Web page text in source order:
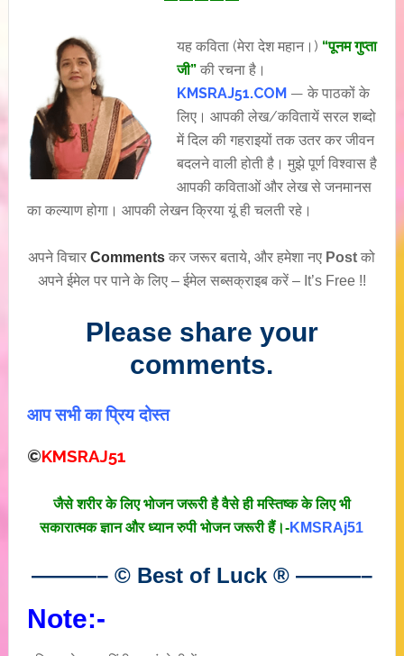
यह कविता (मेरा देश महान।) “पूनम गुप्ता
जी”की रचना है।
KMSRAJ51.COM— के पाठकों के
लिए। आपकी लेख/कवितायें सरल शब्दो
में दिल की गहराइयों तक उतर कर जीवन
बदलने वाली होती है। मुझे पूर्ण विश्वास है
आपकी कविताओं और लेख से जनमानस
का कल्याण होगा। आपकी लेखन क्रिया यूं ही चलती रहे।
अपने विचारComments कर जरूर बताये, और हमेशा नए Post को
अपने ईमेल पर पाने के लिए – ईमेल सब्सक्राइब करें – It’s Free !!
Please share your
comments.
आप सभी का प्रिय दोस्त
©KMSRAJ51
जैसे शरीर के लिए भोजन जरूरी है वैसे ही मस्तिष्क के लिए भी
सकारात्मक ज्ञान और ध्यान रुपी भोजन जरूरी हैं।-KMSRAj51
———– © Best of Luck ® ———–
Note:-